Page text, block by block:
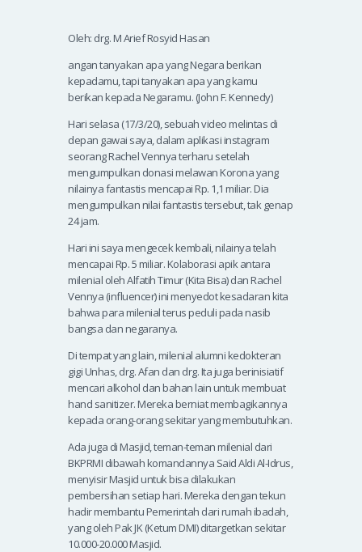
Oleh: drg. M Arief Rosyid Hasan
angan tanyakan apa yang Negara berikan
kepadamu, tapi tanyakan apa yang kamu
berikan kepada Negaramu. (John F. Kennedy)
Hari selasa (17/3/20), sebuah video melintas di
depan gawai saya, dalam aplikasi instagram
seorang Rachel Vennya terharu setelah
mengumpulkan donasi melawan Korona yang
nilainya fantastis mencapai Rp. 1,1 miliar. Dia
mengumpulkan nilai fantastis tersebut, tak genap
24 jam.
Hari ini saya mengecek kembali, nilainya telah
mencapai Rp. 5 miliar. Kolaborasi apik antara
milenial oleh Alfatih Timur (Kita Bisa) dan Rachel
Vennya (influencer) ini menyedot kesadaran kita
bahwa para milenial terus peduli pada nasib
bangsa dan negaranya.
Di tempat yang lain, milenial alumni kedokteran
gigi Unhas, drg. Afan dan drg. Ita juga berinisiatif
mencari alkohol dan bahan lain untuk membuat
hand sanitizer. Mereka berniat membagikannya
kepada orang-orang sekitar yang membutuhkan.
Ada juga di Masjid, teman-teman milenial dari
BKPRMI dibawah komandannya Said Aldi Al-Idrus,
menyisir Masjid untuk bisa dilakukan
pembersihan setiap hari. Mereka dengan tekun
hadir membantu Pemerintah dari rumah ibadah,
yang oleh Pak JK (Ketum DMI) ditargetkan sekitar
10.000-20.000 Masjid.